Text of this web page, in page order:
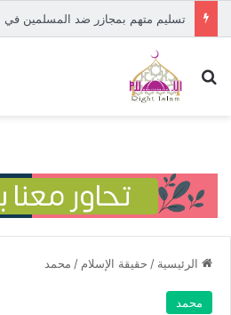
بحث عن
الرئيسية / حقيقة الإسلام / محمد
محمد